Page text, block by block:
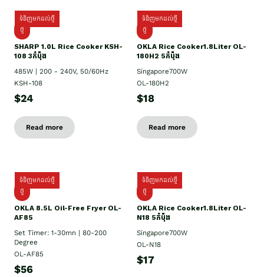
ទំនិញមកដល់ថ្មី
ថ្មី
SHARP 1.០L Rice Cooker KSH-
108 3កំប៉ុង
485W | 200 - 240V, 50/60Hz
KSH-108
$24
Read more
ទំនិញមកដល់ថ្មី
ថ្មី
OKLA Rice Cooker1.8Liter OL-
180H2 5កំប៉ុង
Singapore700W
OL-180H2
$18
Read more
ទំនិញមកដល់ថ្មី
ថ្មី
OKLA 8.5L Oil-Free Fryer OL-
AF85
Set Timer: 1-30mn | 80-200
Degree
OL-AF85
$56
ទំនិញមកដល់ថ្មី
ថ្មី
OKLA Rice Cooker1.8Liter OL-
N18 5កំប៉ុង
Singapore700W
OL-N18
$17